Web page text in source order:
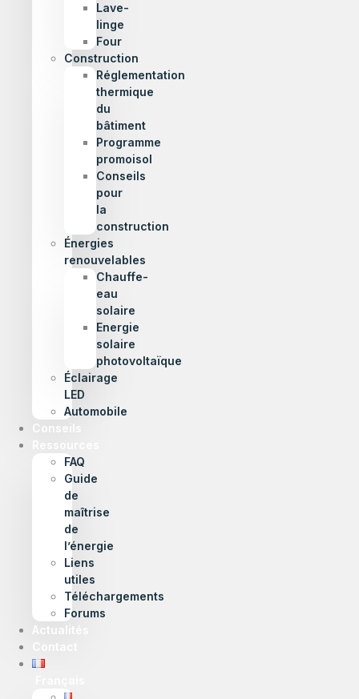
Lave-
linge
Four
Construction
Réglementation
thermique
du
bâtiment
Programme
promoisol
Conseils
pour
la
construction
Énergies
renouvelables
Chauffe-
eau
solaire
Energie
solaire
photovoltaïque
Éclairage
LED
Automobile
Conseils
FAQ
Guide
de
maîtrise
de
l’énergie
Liens
utiles
Téléchargements
Forums
Actualités